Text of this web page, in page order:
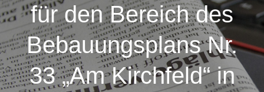
für den Bereich des
Bebauungsplans Nr.
33 „Am Kirchfeld“ in